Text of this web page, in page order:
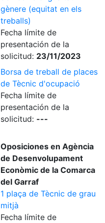
gènere (equitat en els
treballs)
Fecha límite de
presentación de la
solicitud: 23/11/2023
Borsa de treball de places
de Tècnic d'ocupació
Fecha límite de
presentación de la
solicitud: ---
Oposiciones en Agència
de Desenvolupament
Econòmic de la Comarca
del Garraf
1 plaça de Tècnic de grau
mitjà
Fecha límite de